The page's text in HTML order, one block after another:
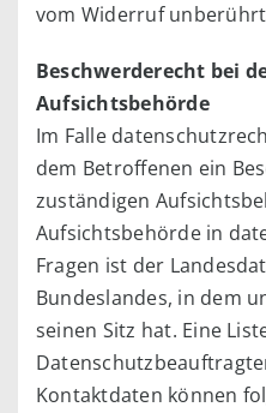
vom Widerruf
Beschwerderecht bei
Aufsichtsbehörde
Im Falle
dem Betroffenen ein
zuständigen
Aufsichtsbehörde in
Fragen ist der
Bundeslandes, in dem
seinen Sitz hat. Eine
Kontaktdaten können